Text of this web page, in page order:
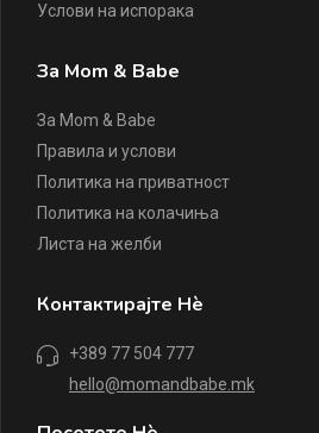
Услови на испорака
За Mom & Babe
За Mom & Babe
Правила и услови
Политика на приватност
Политика на колачиња
Листа на желби
Контактирајте Нè
+389 77 504 777
hello@momandbabe.mk